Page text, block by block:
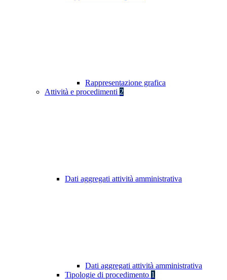
Rappresentazione grafica
Attività e procedimenti 2
Dati aggregati attività amministrativa
Dati aggregati attività amministrativa
Tipologie di procedimento 1